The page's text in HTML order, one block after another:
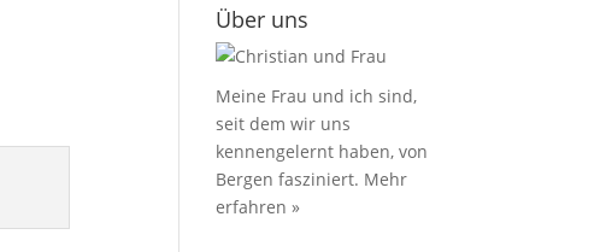
Über uns
Meine Frau und ich sind,
seit dem wir uns
kennengelernt haben, von
Bergen fasziniert. Mehr
erfahren »